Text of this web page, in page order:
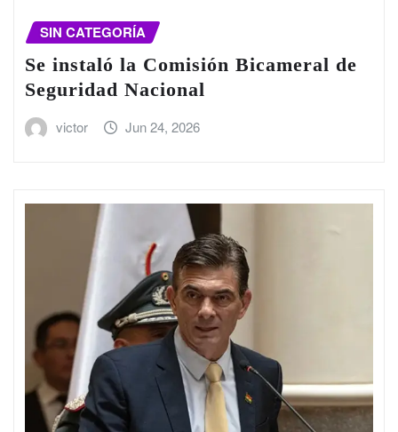
SIN CATEGORÍA
Se instaló la Comisión Bicameral de
Seguridad Nacional
victor Jun 24, 2026